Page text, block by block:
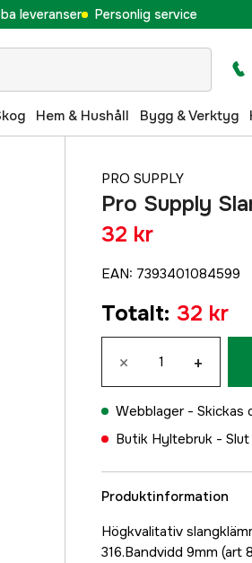
leveranser Personlig service
Hem & Hushåll Bygg & Verktyg
PRO SUPPLY
Pro Supply
32 kr
EAN: 7393401084599
Totalt: 32 kr
× +
Webblager - Skickas
Butik Hyltebruk -
Produktinformation
Högkvalitativ
316.Bandvidd 9mm